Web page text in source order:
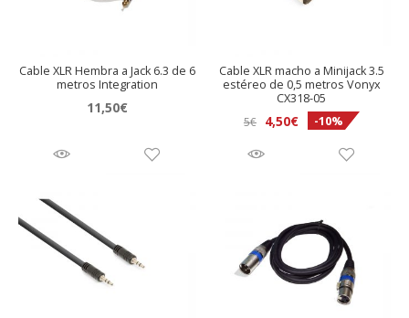
Cable XLR Hembra a Jack 6.3 de 6
metros Integration
11,50€
Cable XLR macho a Minijack 3.5
estéreo de 0,5 metros Vonyx
CX318-05
5€
El
original
4,50€El
actual
-10%